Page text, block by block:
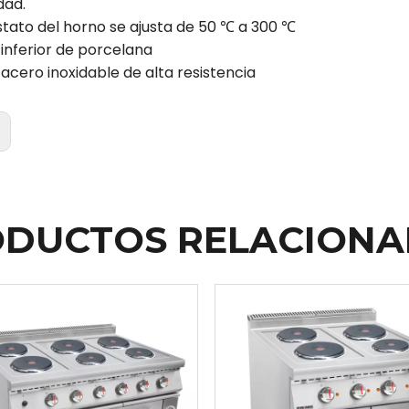
del horno se ajusta de 50 ℃ a 300 ℃
de porcelana
acero inoxidable de alta resistencia